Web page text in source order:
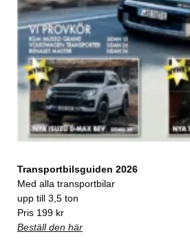
Transportbilsguiden 2026
Med alla transportbilar
upp till 3,5 ton
Pris 199 kr
Beställ den här